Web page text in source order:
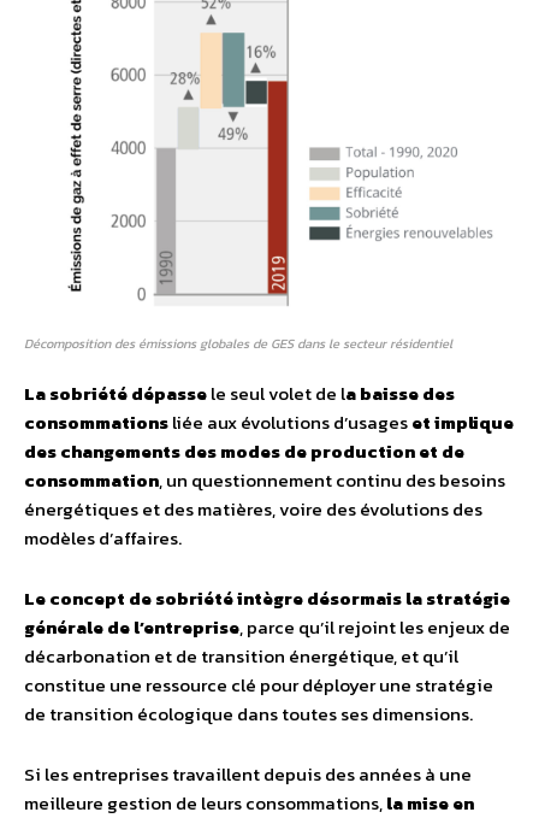
Décomposition des émissions globales de GES dans le secteur résidentiel
La sobriété dépassele seul volet de la baisse des
consommationsliée aux évolutions d’usageset implique
des changements des modes de production et de
consommation, un questionnement continu des besoins
énergétiques et des matières, voire des évolutions des
modèles d’affaires.
Le concept de sobriété intègre désormais la stratégie
générale de l’entreprise, parce qu’il rejoint les enjeux de
décarbonation et de transition énergétique, et qu’il
constitue une ressource clé pour déployer une stratégie
de transition écologique dans toutes ses dimensions.
Si les entreprises travaillent depuis des années à une
meilleure gestion de leurs consommations,la mise en